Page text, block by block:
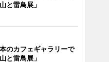
山と雷鳥展」
のカフェギャラリーで
山と雷鳥展」